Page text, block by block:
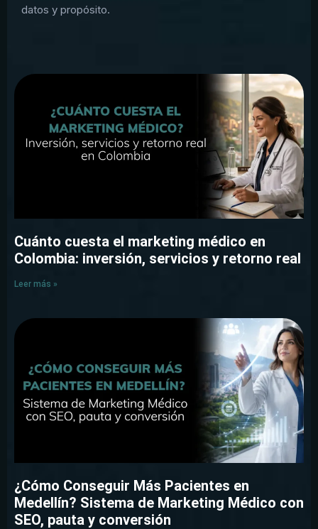
datos y propósito.
Cuánto cuesta el marketing médico en
Colombia: inversión, servicios y retorno real
Leer más »
¿Cómo Conseguir Más Pacientes en
Medellín? Sistema de Marketing Médico con
SEO, pauta y conversión